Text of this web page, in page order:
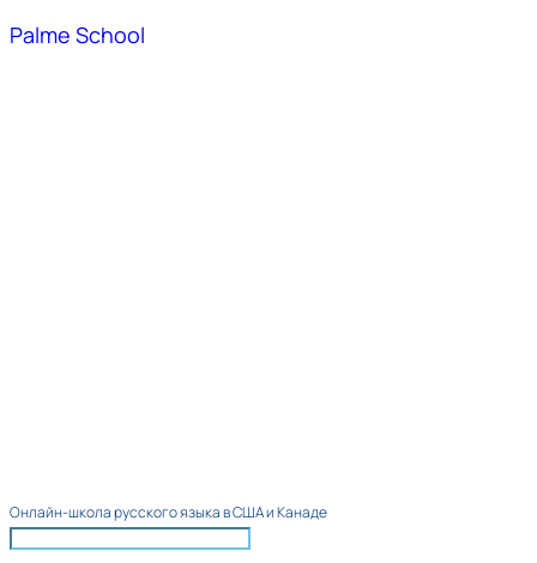
Palme School
Онлайн-школа русского языка в США и Канаде​